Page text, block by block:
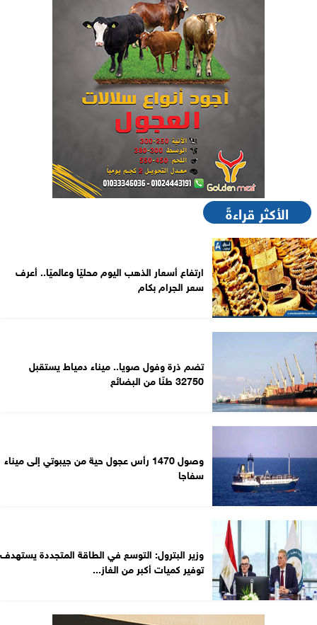
الأكثر قراءةً
ارتفاع أسعار الذهب اليوم محليًا وعالميًا.. أعرف
سعر الجرام بكام
تضم ذرة وفول صويا.. ميناء دمياط يستقبل
32750 طنًا من البضائع
وصول 1470 رأس عجول حية من جيبوتي إلى ميناء
سفاجا
وزير البترول: التوسع في الطاقة المتجددة يستهدف
توفير كميات أكبر من الغاز...